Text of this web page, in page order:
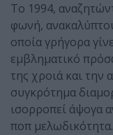
Το 1994,
φωνή,
οποία γρήγορα
εμβληματικό
της χροιά και την
συγκρότημα
ισορροπεί άψογα
ποπ μελωδικότητα.